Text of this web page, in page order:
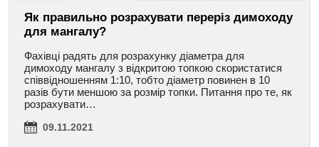
Як правильно розрахувати переріз димоходу
для мангалу?
Фахівці радять для розрахунку діаметра для
димоходу мангалу з відкритою топкою скористатися
співвідношенням 1:10, тобто діаметр повинен в 10
разів бути меншою за розмір топки. Питання про те, як
розрахувати…
09.11.2021